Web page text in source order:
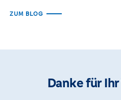
ZUM BLOG
Danke für